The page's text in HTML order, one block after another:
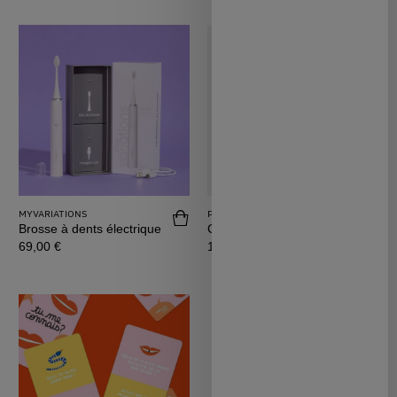
MYVARIATIONS
Brosse à dents électrique
Prix
69,00 €
Acheter Brosse à dents électrique
PAPIER TIGRE
Carnet A5 Papier Tigre
Prix
12,50 €